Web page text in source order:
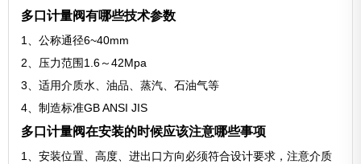
多口计量阀有哪些技术参数
1、公称通径6~40mm
2、压力范围1.6～42Mpa
3、适用介质水、油品、蒸汽、石油气等
4、制造标准GB ANSI JIS
多口计量阀在安装的时候应该注意哪些事项
1、安装位置、高度、进出口方向必须符合设计要求，注意介质